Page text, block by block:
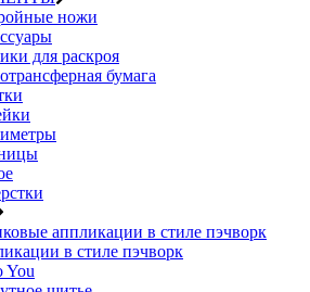
ножи
для раскроя
бумага
аппликации в стиле пэчворк
в стиле пэчворк
You